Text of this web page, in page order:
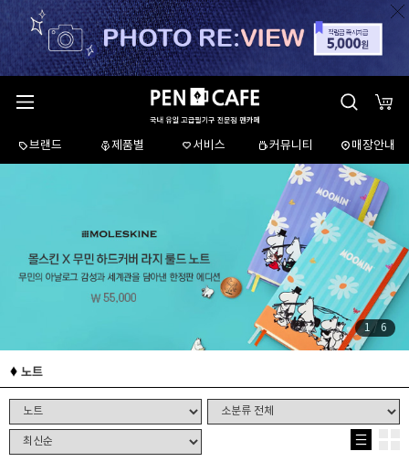
브랜드 제품별 서비스 커뮤니티 매장안내
1 / 6
노트